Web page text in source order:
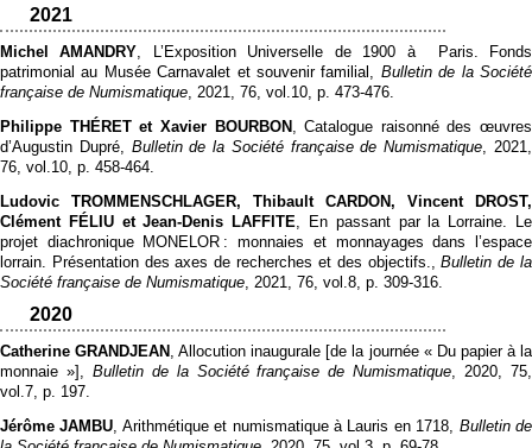
2021
Michel AMANDRY , L’Exposition Universelle de 1900 à Paris. Fonds
patrimonial au Musée Carnavalet et souvenir familial, Bulletin de la Société
française de Numismatique , 2021, 76, vol.10, p. 473‑476.
Philippe THÉRET et Xavier BOURBON , Catalogue raisonné des œuvres
d’Augustin Dupré, Bulletin de la Société française de Numismatique , 2021,
76, vol.10, p. 458‑464.
Ludovic TROMMENSCHLAGER, Thibault CARDON, Vincent DROST,
Clément FÉLIU et Jean-Denis LAFFITE , En passant par la Lorraine. Le
projet diachronique MONELOR : monnaies et monnayages dans l’espace
lorrain. Présentation des axes de recherches et des objectifs.,Bulletin de la
Société française de Numismatique , 2021, 76, vol.8, p. 309‑316.
2020
Catherine GRANDJEAN , Allocution inaugurale [de la journée « Du papier à la
monnaie »], Bulletin de la Société française de Numismatique , 2020, 75,
vol.7, p. 197.
Jérôme JAMBU , Arithmétique et numismatique à Lauris en 1718, Bulletin de